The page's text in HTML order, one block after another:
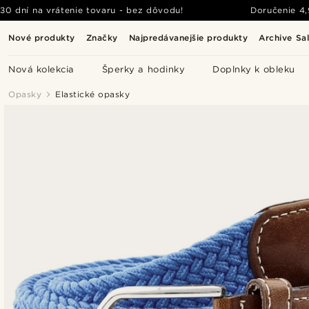
Nové produkty Značky Najpredávanejšie produkty Archive
Nová kolekcia Šperky a hodinky Doplnky k obleku
30 dní na vrátenie tovaru - bez dôvodu! Doručenie
Opasky Elastické opasky